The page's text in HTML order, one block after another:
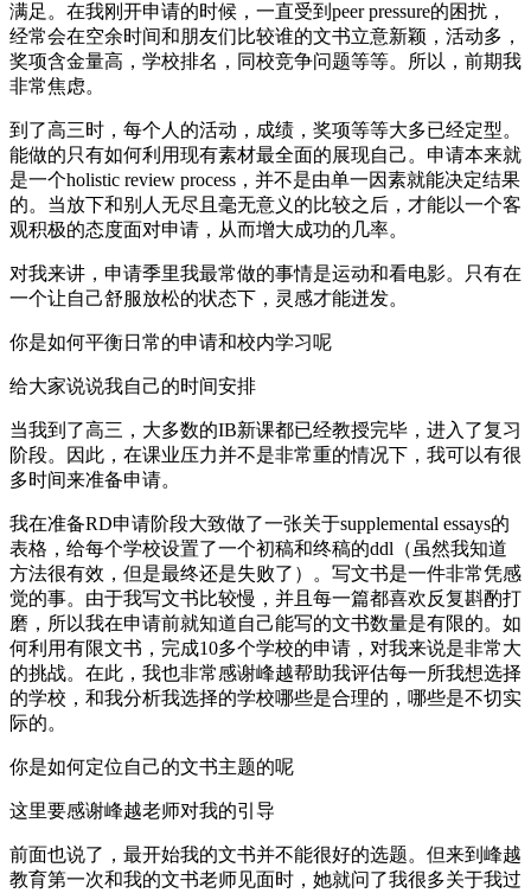
满足。在我刚开申请的时候，一直受到peer pressure的困扰，
经常会在空余时间和朋友们比较谁的文书立意新颖，活动多，
奖项含金量高，学校排名，同校竞争问题等等。所以，前期我
非常焦虑。
到了高三时，每个人的活动，成绩，奖项等等大多已经定型。
能做的只有如何利用现有素材最全面的展现自己。申请本来就
是一个holistic review process，并不是由单一因素就能决定结果
的。当放下和别人无尽且毫无意义的比较之后，才能以一个客
观积极的态度面对申请，从而增大成功的几率。
对我来讲，申请季里我最常做的事情是运动和看电影。只有在
一个让自己舒服放松的状态下，灵感才能迸发。
你是如何平衡日常的申请和校内学习呢
给大家说说我自己的时间安排
当我到了高三，大多数的IB新课都已经教授完毕，进入了复习
阶段。因此，在课业压力并不是非常重的情况下，我可以有很
多时间来准备申请。
我在准备RD申请阶段大致做了一张关于supplemental essays的
表格，给每个学校设置了一个初稿和终稿的ddl（虽然我知道
方法很有效，但是最终还是失败了）。写文书是一件非常凭感
觉的事。由于我写文书比较慢，并且每一篇都喜欢反复斟酌打
磨，所以我在申请前就知道自己能写的文书数量是有限的。如
何利用有限文书，完成10多个学校的申请，对我来说是非常大
的挑战。在此，我也非常感谢峰越帮助我评估每一所我想选择
的学校，和我分析我选择的学校哪些是合理的，哪些是不切实
际的。
你是如何定位自己的文书主题的呢
这里要感谢峰越老师对我的引导
前面也说了，最开始我的文书并不能很好的选题。但来到峰越
教育第一次和我的文书老师见面时，她就问了我很多关于我过